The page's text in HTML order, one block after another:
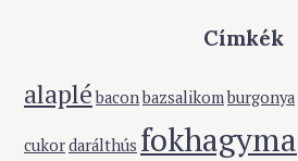
Címkék
alaplé baconbazsalikomburgonya
cukordarálthús fokhagyma